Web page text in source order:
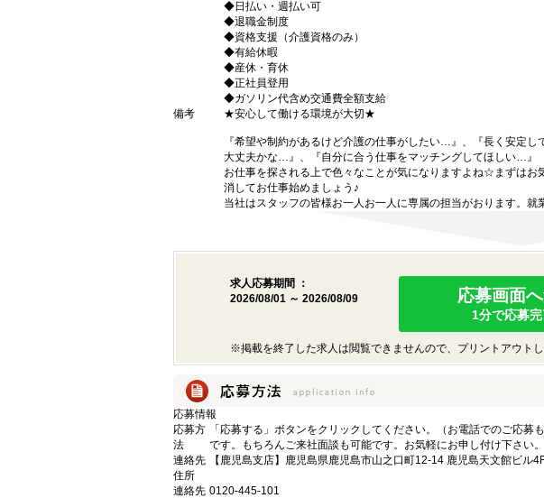
◆日払い・週払い可
◆退職金制度
◆資格支援（介護資格のみ）
◆有給休暇
◆産休・育休
◆正社員登用
◆ガソリン代含め交通費全額支給
備考
★安心して働ける環境が大切★
『希望や制約があるけど介護の仕事がしたい…』、『長く安定
大丈夫かな…』、『自分に合う仕事をマッチングしてほしい…』
お仕事を探される上で色々なことが気になりますよね☆まずは
消してお仕事始めましょう♪
当社はスタッフの皆様お一人お一人に専属の担当がおります。
求人応募期間 ：
2026/08/01 ～ 2026/08/09
応募画面
1分で応募
※掲載を終了した求人は閲覧できませんので、プリントアウトし
応募情報
応募方
法
「応募する」ボタンをクリックしてください。（お電話でのご応
です。もちろんご来社面談も可能です。お気軽にお申し付け下さい。
連絡先
住所
【鹿児島支店】鹿児島県鹿児島市山之口町12-14 鹿児島天文館ビル
連絡先 0120-445-101